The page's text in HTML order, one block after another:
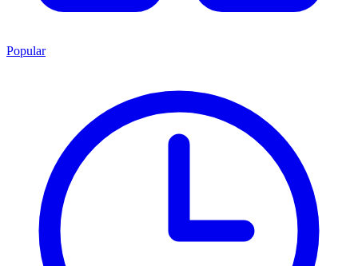
Popular